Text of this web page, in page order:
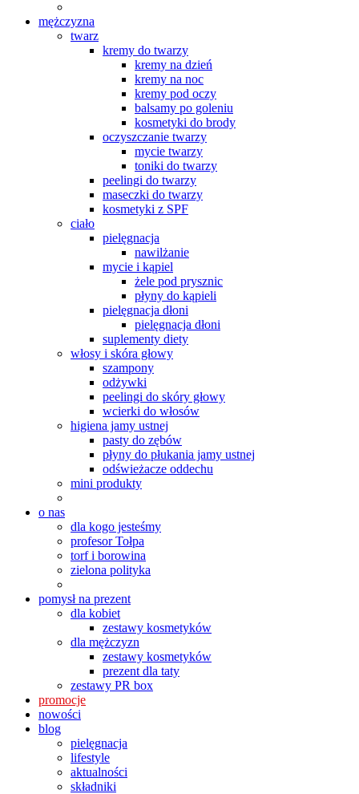
mężczyzna
twarz
kremy do twarzy
kremy na dzień
kremy na noc
kremy pod oczy
balsamy po goleniu
kosmetyki do brody
oczyszczanie twarzy
mycie twarzy
toniki do twarzy
peelingi do twarzy
maseczki do twarzy
kosmetyki z SPF
ciało
pielęgnacja
nawilżanie
mycie i kąpiel
żele pod prysznic
płyny do kąpieli
pielęgnacja dłoni
pielęgnacja dłoni
suplementy diety
włosy i skóra głowy
szampony
odżywki
peelingi do skóry głowy
wcierki do włosów
higiena jamy ustnej
pasty do zębów
płyny do płukania jamy ustnej
odświeżacze oddechu
mini produkty
o nas
dla kogo jesteśmy
profesor Tołpa
torf i borowina
zielona polityka
pomysł na prezent
dla kobiet
zestawy kosmetyków
dla mężczyzn
zestawy kosmetyków
prezent dla taty
zestawy PR box
promocje
nowości
blog
pielęgnacja
lifestyle
aktualności
składniki